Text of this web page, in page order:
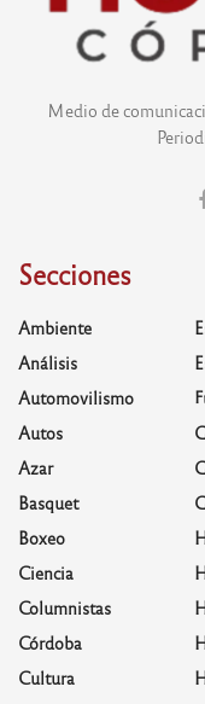
Medio de
Secciones
Ambiente
Análisis
Automovilismo
Autos
Azar
Basquet
Boxeo
Ciencia
Columnistas
Córdoba
Cultura